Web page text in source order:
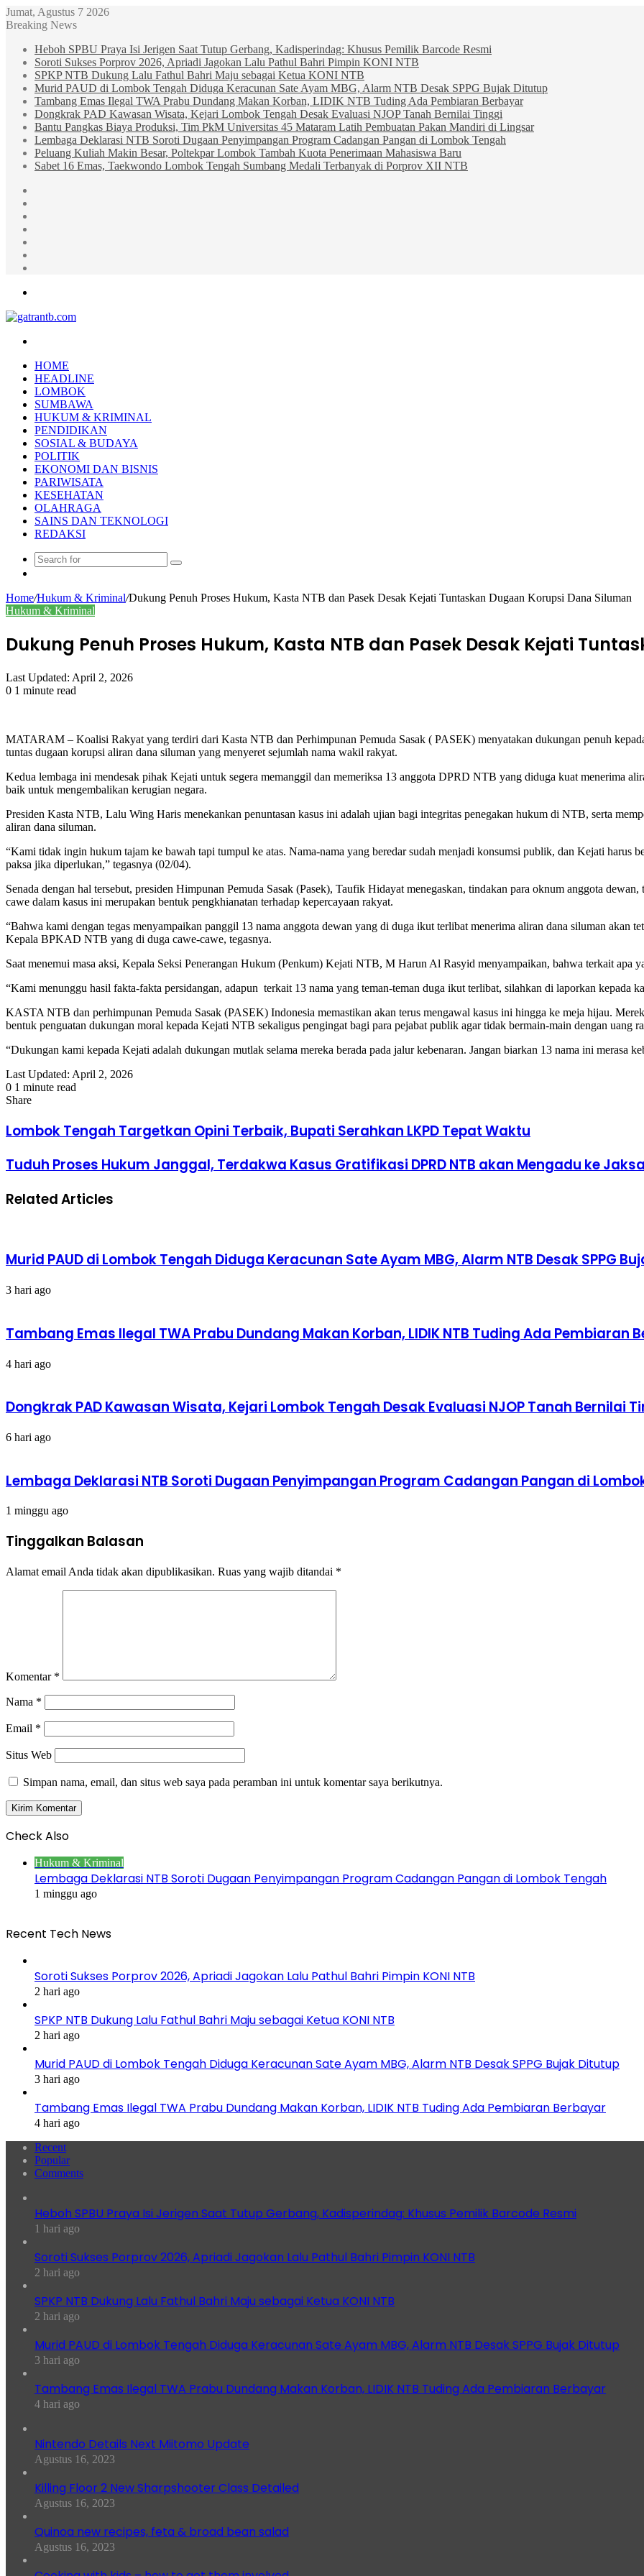
Jumat, Agustus 7 2026
Breaking News
Heboh SPBU Praya Isi Jerigen Saat Tutup Gerbang, Kadisperindag: Khusus Pemilik Barcode Resmi
Soroti Sukses Porprov 2026, Apriadi Jagokan Lalu Pathul Bahri Pimpin KONI NTB
SPKP NTB Dukung Lalu Fathul Bahri Maju sebagai Ketua KONI NTB
Murid PAUD di Lombok Tengah Diduga Keracunan Sate Ayam MBG, Alarm NTB Desak SPPG Bujak Ditutup
Tambang Emas Ilegal TWA Prabu Dundang Makan Korban, LIDIK NTB Tuding Ada Pembiaran Berbayar
Dongkrak PAD Kawasan Wisata, Kejari Lombok Tengah Desak Evaluasi NJOP Tanah Bernilai Tinggi
Bantu Pangkas Biaya Produksi, Tim PkM Universitas 45 Mataram Latih Pembuatan Pakan Mandiri di Lingsar
Lembaga Deklarasi NTB Soroti Dugaan Penyimpangan Program Cadangan Pangan di Lombok Tengah
Peluang Kuliah Makin Besar, Poltekpar Lombok Tambah Kuota Penerimaan Mahasiswa Baru
Sabet 16 Emas, Taekwondo Lombok Tengah Sumbang Medali Terbanyak di Porprov XII NTB
HOME
HEADLINE
LOMBOK
SUMBAWA
HUKUM & KRIMINAL
PENDIDIKAN
SOSIAL & BUDAYA
POLITIK
EKONOMI DAN BISNIS
PARIWISATA
KESEHATAN
OLAHRAGA
SAINS DAN TEKNOLOGI
REDAKSI
Search
Home/Hukum & Kriminal/Dukung Penuh Proses Hukum, Kasta NTB dan Pasek Desak Kejati Tuntaskan Dugaan Korupsi Dana Siluman
Hukum & Kriminal
Dukung Penuh Proses Hukum, Kasta NTB dan Pasek Desak Kejati
Last Updated: April 2, 2026
0 1 minute read
MATARAM – Koalisi Rakyat yang terdiri dari Kasta NTB dan Perhimpunan Pemuda Sasak ( PASEK) menyatakan dukungan penuh
tuntas dugaan korupsi aliran dana siluman yang menyeret sejumlah nama wakil rakyat.
Kedua lembaga ini mendesak pihak Kejati untuk segera memanggil dan memeriksa 13 anggota DPRD NTB yang diduga kuat menerima
baik untuk mengembalikan kerugian negara.
Presiden Kasta NTB, Lalu Wing Haris menekankan penuntasan kasus ini adalah ujian bagi integritas penegakan hukum di NTB, serta
aliran dana siluman.
“Kami tidak ingin hukum tajam ke bawah tapi tumpul ke atas. Nama-nama yang beredar sudah menjadi konsumsi publik, dan Kejati harus
paksa jika diperlukan,” tegasnya (02/04).
Senada dengan hal tersebut, presiden Himpunan Pemuda Sasak (Pasek), Taufik Hidayat menegaskan, tindakan para oknum anggota
cawe dalam kasus ini merupakan bentuk pengkhianatan terhadap kepercayaan rakyat.
“Bahwa kami dengan tegas menyampaikan panggil 13 nama anggota dewan yang di duga ikut terlibat menerima aliran dana siluman akan
Kepala BPKAD NTB yang di duga cawe-cawe, tegasnya.
Saat menemui masa aksi, Kepala Seksi Penerangan Hukum (Penkum) Kejati NTB, M Harun Al Rasyid menyampaikan, bahwa terkait apa
“Kami menunggu hasil fakta-fakta persidangan, adapun terkait 13 nama yang teman-teman duga ikut terlibat, silahkan di laporkan kepada
KASTA NTB dan perhimpunan Pemuda Sasak (PASEK) Indonesia memastikan akan terus mengawal kasus ini hingga ke meja hijau.
bentuk penguatan dukungan moral kepada Kejati NTB sekaligus pengingat bagi para pejabat publik agar tidak bermain-main dengan uang
“Dukungan kami kepada Kejati adalah dukungan mutlak selama mereka berada pada jalur kebenaran. Jangan biarkan 13 nama ini merasa
Last Updated: April 2, 2026
0 1 minute read
Facebook
Twitter
LinkedIn
Tumblr
Pinterest
Reddit
VKontakte
Odnoklassniki
Pocket
Share
via
Email
​Lombok Tengah Targetkan Opini Terbaik, Bupati Serahkan LKPD Tepat Waktu
Tuduh Proses Hukum Janggal, Terdakwa Kasus Gratifikasi DPRD NTB akan Mengadu ke
Related Articles
Murid PAUD di Lombok Tengah Diduga Keracunan Sate Ayam MBG, Alarm NTB Desak SPPG
3 hari ago
Tambang Emas Ilegal TWA Prabu Dundang Makan Korban, LIDIK NTB Tuding Ada Pembiaran
4 hari ago
Dongkrak PAD Kawasan Wisata, Kejari Lombok Tengah Desak Evaluasi NJOP Tanah Bernilai
6 hari ago
Lembaga Deklarasi NTB Soroti Dugaan Penyimpangan Program Cadangan Pangan di
1 minggu ago
Tinggalkan Balasan
Alamat email Anda tidak akan dipublikasikan. Ruas yang wajib ditandai *
Komentar *
Nama *
Email *
Situs Web
Simpan nama, email, dan situs web saya pada peramban ini untuk komentar saya berikutnya.
Check Also
Hukum & Kriminal
Lembaga Deklarasi NTB Soroti Dugaan Penyimpangan Program Cadangan Pangan di Lombok Tengah
1 minggu ago
Recent Tech News
Soroti Sukses Porprov 2026, Apriadi Jagokan Lalu Pathul Bahri Pimpin KONI NTB
2 hari ago
SPKP NTB Dukung Lalu Fathul Bahri Maju sebagai Ketua KONI NTB
2 hari ago
Murid PAUD di Lombok Tengah Diduga Keracunan Sate Ayam MBG, Alarm NTB Desak SPPG Bujak Ditutup
3 hari ago
Tambang Emas Ilegal TWA Prabu Dundang Makan Korban, LIDIK NTB Tuding Ada Pembiaran Berbayar
4 hari ago
Recent
Popular
Comments
Heboh SPBU Praya Isi Jerigen Saat Tutup Gerbang, Kadisperindag: Khusus Pemilik Barcode Resmi
1 hari ago
Soroti Sukses Porprov 2026, Apriadi Jagokan Lalu Pathul Bahri Pimpin KONI NTB
2 hari ago
SPKP NTB Dukung Lalu Fathul Bahri Maju sebagai Ketua KONI NTB
2 hari ago
Murid PAUD di Lombok Tengah Diduga Keracunan Sate Ayam MBG, Alarm NTB Desak SPPG Bujak Ditutup
3 hari ago
Tambang Emas Ilegal TWA Prabu Dundang Makan Korban, LIDIK NTB Tuding Ada Pembiaran Berbayar
4 hari ago
Nintendo Details Next Miitomo Update
Agustus 16, 2023
Killing Floor 2 New Sharpshooter Class Detailed
Agustus 16, 2023
Quinoa new recipes, feta & broad bean salad
Agustus 16, 2023